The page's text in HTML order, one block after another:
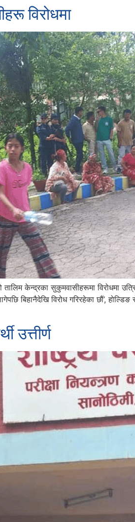
विरोधमा
तालिम केन्द्रका सुकुमवासीहरूमा विरोधमा
बिहानैदेखि विरोध गरिरहेका छौं’,
उत्तीर्ण